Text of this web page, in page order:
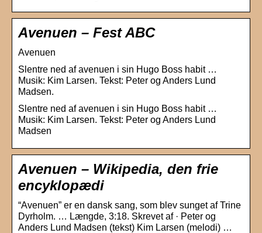
Avenuen – Fest ABC
Avenuen
Slentre ned af avenuen i sin Hugo Boss habit …
Musik: Kim Larsen. Tekst: Peter og Anders Lund
Madsen.
Slentre ned af avenuen i sin Hugo Boss habit …
Musik: Kim Larsen. Tekst: Peter og Anders Lund
Madsen
Avenuen – Wikipedia, den frie
encyklopædi
“Avenuen” er en dansk sang, som blev sunget af Trine
Dyrholm. … Længde, 3:18. Skrevet af · Peter og
Anders Lund Madsen (tekst) Kim Larsen (melodi) …